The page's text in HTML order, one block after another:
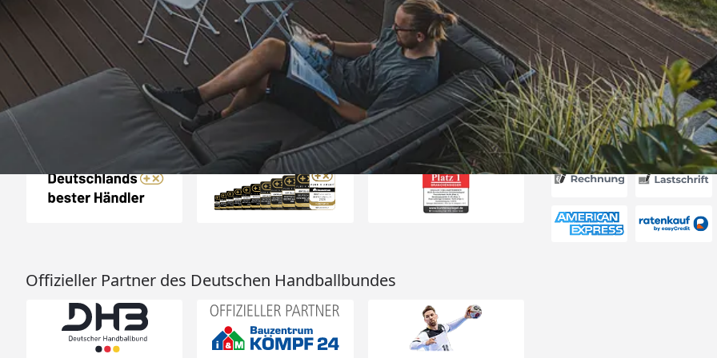
4,93/ 5
Sehr gut
„Schnelle Lieferung und gut
verpackt. Gerne wieder!“
11.05.2026
Auszeichnungen Akzeptierte
Offizieller Partner des Deutschen Handballbundes